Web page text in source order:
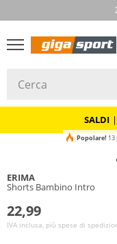
SALDI |
Popolare!
ERIMA
Shorts Bambino Intro
22,99
IVA inclusa, più spese di